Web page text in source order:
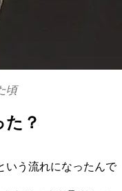
頃
？
いう流れになったんで